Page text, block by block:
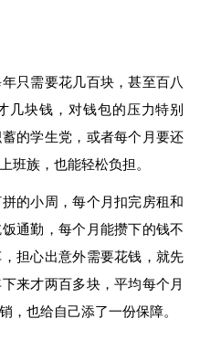
只需要花几百块，甚至百八
几块钱，对钱包的压力特别
的学生党，或者每个月要还
班族，也能轻松负担。
的小周，每个月扣完房租和
通勤，每个月能攒下的钱不
担心出意外需要花钱，就先
来才两百多块，平均每个月
，也给自己添了一份保障。